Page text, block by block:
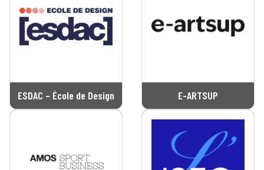
ESDAC – École de Design E-ARTSUP